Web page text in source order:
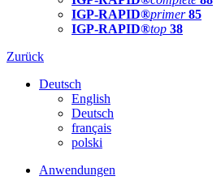
IGP-RAPID®primer 85
IGP-RAPID®top 38
Zurück
Deutsch
English
Deutsch
français
polski
Anwendungen